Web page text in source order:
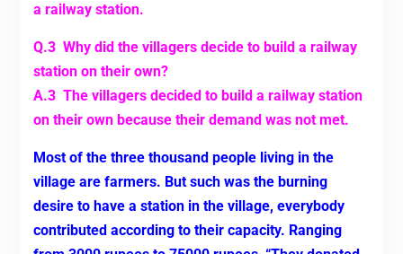
a railway station.
Q.3 Why did the villagers decide to build a railway
station on their own?
A.3 The villagers decided to build a railway station
on their own because their demand was not met.
Most of the three thousand people living in the
village are farmers. But such was the burning
desire to have a station in the village, everybody
contributed according to their capacity. Ranging